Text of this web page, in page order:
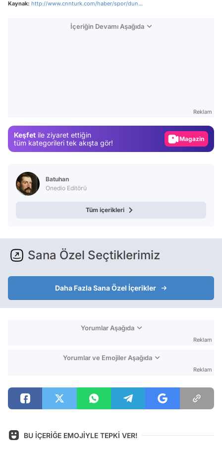
Kaynak: http://www.cnnturk.com/haber/spor/dun...
İçeriğin Devamı Aşağıda
Reklam
Keşfet ile ziyaret ettiğin
tüm kategorileri tek akışta gör!
Magazin
Batuhan
Onedio Editörü
Tüm içerikleri
Sana Özel Seçtiklerimiz
Daha Fazla Sana Özel İçerikler
Yorumlar Aşağıda
Reklam
Yorumlar ve Emojiler Aşağıda
Reklam
BU İÇERİĞE EMOJİYLE TEPKİ VER!